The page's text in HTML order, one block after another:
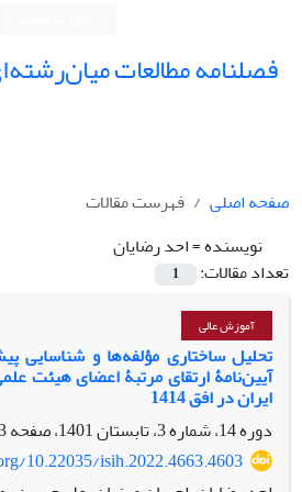
فصلنامه مطالعات
صفحه اصلی
فهرست مقالات
نویسنده =احد رضایان
تعداد مقالات:
1
آموزش عالی
تحلیل ساختاری مؤلفه‌ها و شناسایی
آیین‌نامۀ ارتقای مرتبۀ اعضای هیئت
ایران در افق 1414
دوره 14، شماره 3، تابستان 1401، صفحه
10.22035/isih.2022.4663.4603